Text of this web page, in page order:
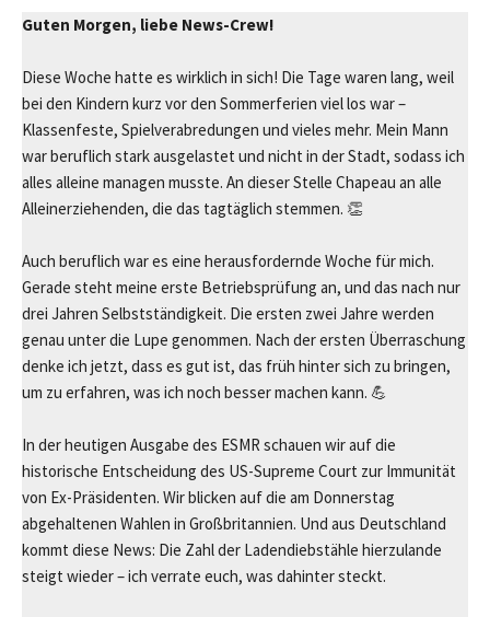
Guten Morgen, liebe News-Crew!
Diese Woche hatte es wirklich in sich! Die Tage waren lang, weil
bei den Kindern kurz vor den Sommerferien viel los war –
Klassenfeste, Spielverabredungen und vieles mehr. Mein Mann
war beruflich stark ausgelastet und nicht in der Stadt, sodass ich
alles alleine managen musste. An dieser Stelle Chapeau an alle
Alleinerziehenden, die das tagtäglich stemmen. 👏
Auch beruflich war es eine herausfordernde Woche für mich.
Gerade steht meine erste Betriebsprüfung an, und das nach nur
drei Jahren Selbstständigkeit. Die ersten zwei Jahre werden
genau unter die Lupe genommen. Nach der ersten Überraschung
denke ich jetzt, dass es gut ist, das früh hinter sich zu bringen,
um zu erfahren, was ich noch besser machen kann. 💪
In der heutigen Ausgabe des ESMR schauen wir auf die
historische Entscheidung des US-Supreme Court zur Immunität
von Ex-Präsidenten. Wir blicken auf die am Donnerstag
abgehaltenen Wahlen in Großbritannien. Und aus Deutschland
kommt diese News: Die Zahl der Ladendiebstähle hierzulande
steigt wieder – ich verrate euch, was dahinter steckt.